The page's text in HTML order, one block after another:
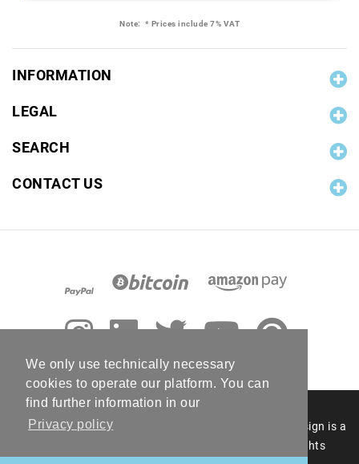
We only use technically necessary
cookies to operate our platform. You can
find further information in our
Privacy policy
Note: * Prices include 7% VAT
INFORMATION
LEGAL
SEARCH
CONTACT US
© 2006 - 2026 RC Photo Stock. The RC Photo Stock design is a
registered figurative mark of RC Photo Stock. All rights